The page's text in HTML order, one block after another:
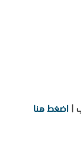
| اضغط هنا